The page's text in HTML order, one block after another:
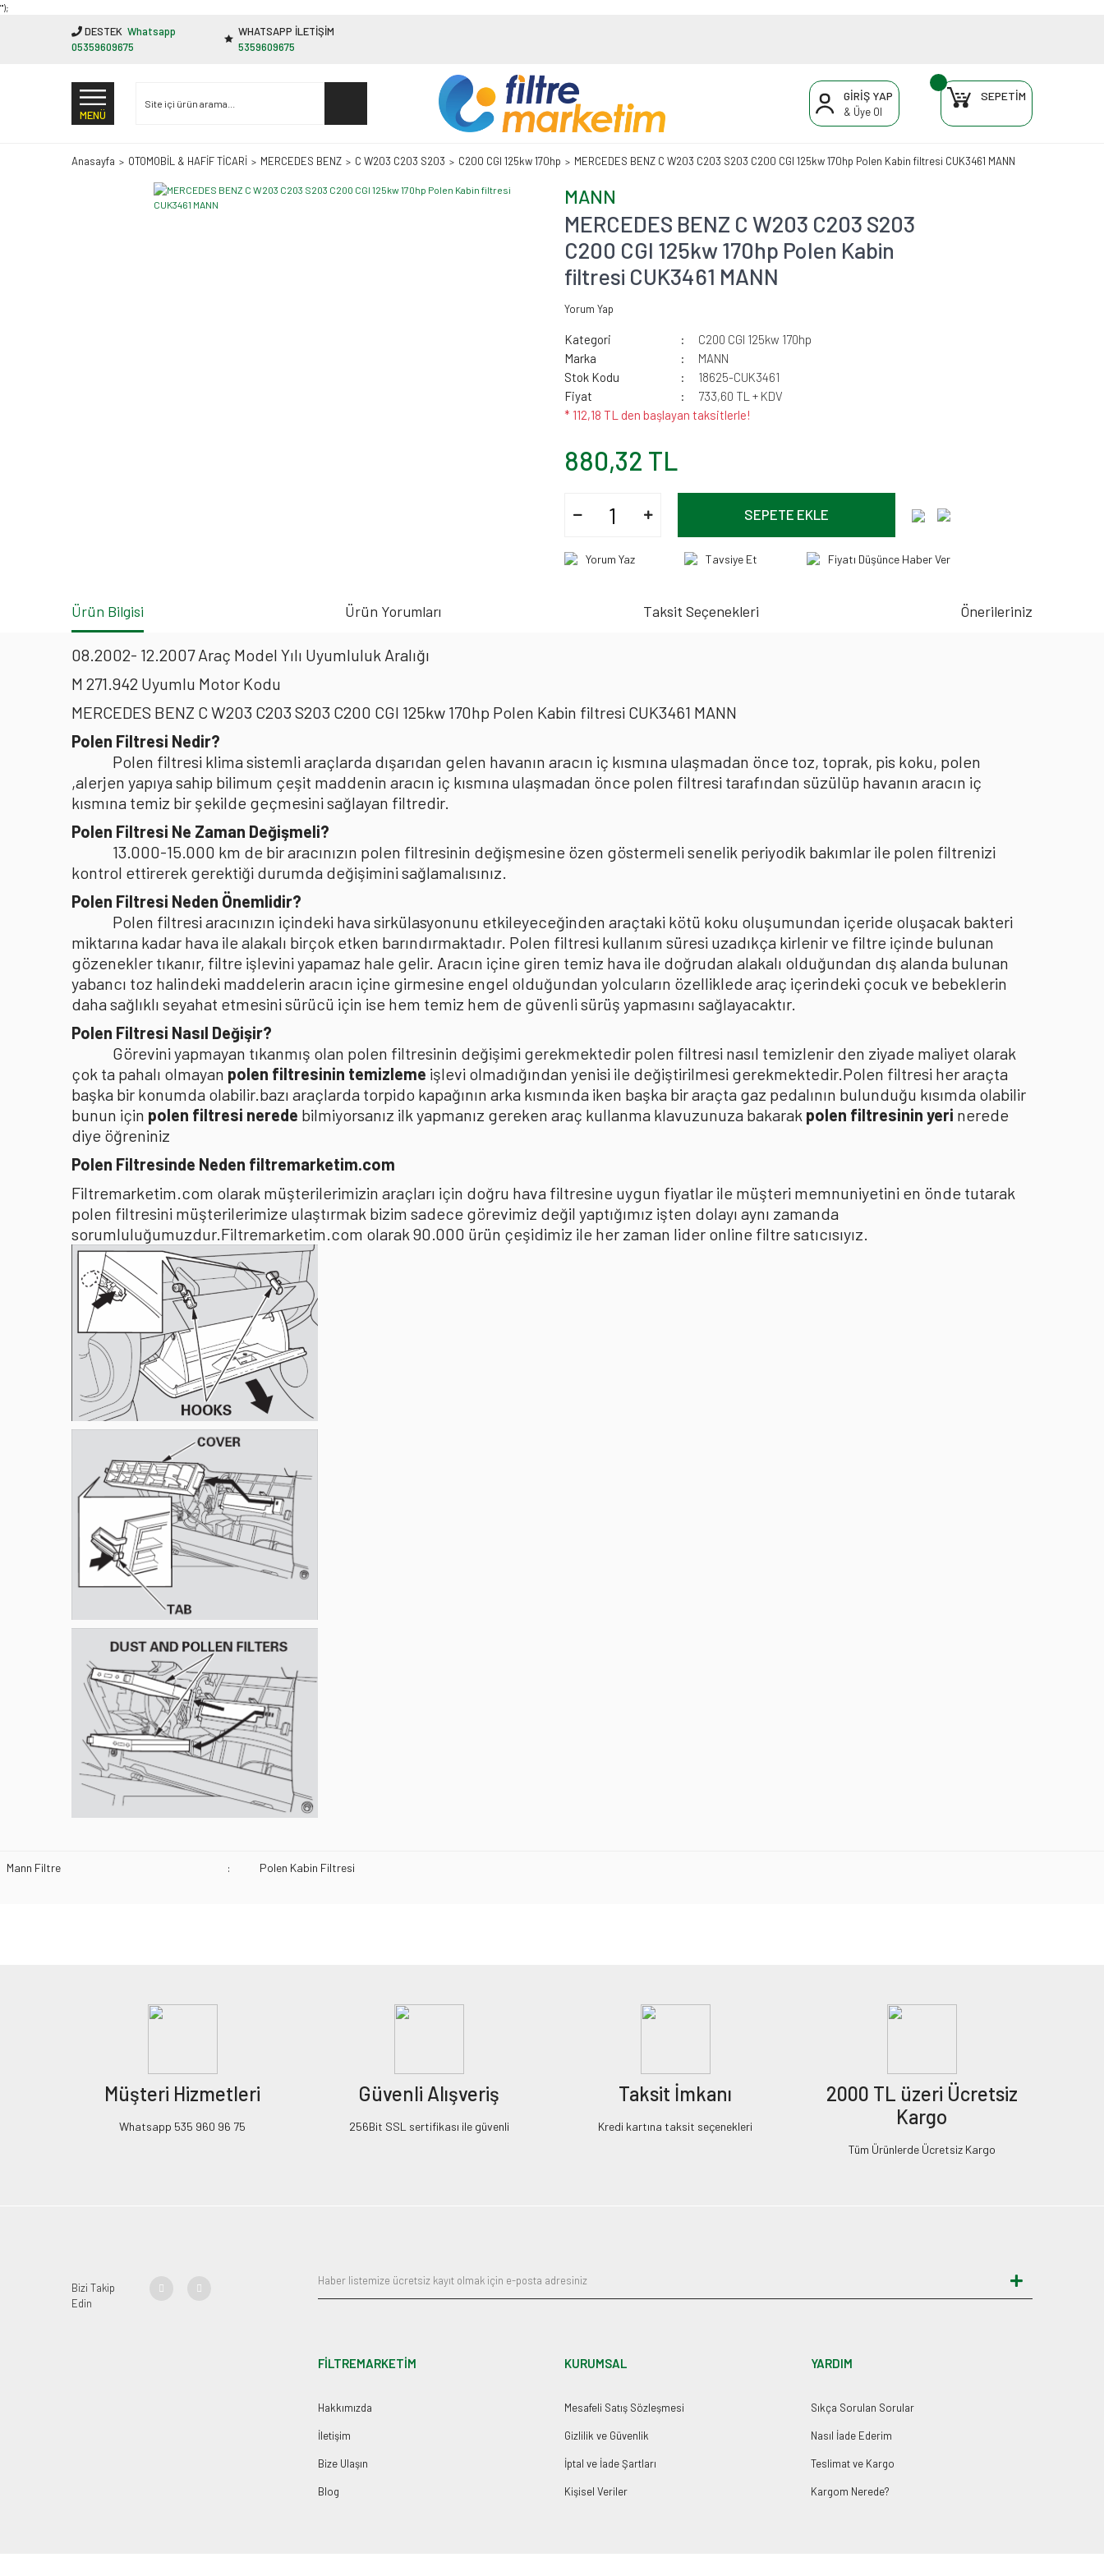
"');
DESTEK Whatsapp
05359609675
WHATSAPP İLETİŞİM
5359609675
MENÜ
GİRİŞ YAP
& Üye Ol
SEPETİM
Anasayfa OTOMOBİL & HAFİF TİCARİ MERCEDES BENZ C W203 C203 S203 C200 CGI 125kw 170hp MERCEDES BENZ C W203 C203 S203 C200 CGI 125kw 170hp Polen Kabin filtresi CUK3461 MANN
MANN
MERCEDES BENZ C W203 C203 S203
C200 CGI 125kw 170hp Polen Kabin
filtresi CUK3461 MANN
Yorum Yap
Kategori
C200 CGI 125kw 170hp
Marka
MANN
Stok Kodu
18625-CUK3461
Fiyat
733,60 TL + KDV
* 112,18 TL den başlayan taksitlerle!
880,32 TL
SEPETE EKLE
Yorum Yaz Tavsiye Et Fiyatı Düşünce Haber Ver
Ürün Bilgisi Ürün Yorumları Taksit Seçenekleri Önerileriniz
08.2002- 12.2007 Araç Model Yılı Uyumluluk Aralığı
M 271.942 Uyumlu Motor Kodu
MERCEDES BENZ C W203 C203 S203 C200 CGI 125kw 170hp Polen Kabin filtresi CUK3461 MANN
Polen Filtresi Nedir?
Polen filtresi klima sistemli araçlarda dışarıdan gelen havanın aracın iç kısmına ulaşmadan önce toz, toprak, pis koku, polen
,alerjen yapıya sahip bilimum çeşit maddenin aracın iç kısmına ulaşmadan önce polen filtresi tarafından süzülüp havanın aracın iç
kısmına temiz bir şekilde geçmesini sağlayan filtredir.
Polen Filtresi Ne Zaman Değişmeli?
13.000-15.000 km de bir aracınızın polen filtresinin değişmesine özen göstermeli senelik periyodik bakımlar ile polen filtrenizi
kontrol ettirerek gerektiği durumda değişimini sağlamalısınız.
Polen Filtresi Neden Önemlidir?
Polen filtresi aracınızın içindeki hava sirkülasyonunu etkileyeceğinden araçtaki kötü koku oluşumundan içeride oluşacak bakteri
miktarına kadar hava ile alakalı birçok etken barındırmaktadır. Polen filtresi kullanım süresi uzadıkça kirlenir ve filtre içinde bulunan
gözenekler tıkanır, filtre işlevini yapamaz hale gelir. Aracın içine giren temiz hava ile doğrudan alakalı olduğundan dış alanda bulunan
yabancı toz halindeki maddelerin aracın içine girmesine engel olduğundan yolcuların özelliklede araç içerindeki çocuk ve bebeklerin
daha sağlıklı seyahat etmesini sürücü için ise hem temiz hem de güvenli sürüş yapmasını sağlayacaktır.
Polen Filtresi Nasıl Değişir?
Görevini yapmayan tıkanmış olan polen filtresinin değişimi gerekmektedir polen filtresi nasıl temizlenir den ziyade maliyet olarak
çok ta pahalı olmayan polen filtresinin temizleme işlevi olmadığından yenisi ile değiştirilmesi gerekmektedir.Polen filtresi her araçta
başka bir konumda olabilir.bazı araçlarda torpido kapağının arka kısmında iken başka bir araçta gaz pedalının bulunduğu kısımda olabilir
bunun için polen filtresi nerede bilmiyorsanız ilk yapmanız gereken araç kullanma klavuzunuza bakarak polen filtresinin yeri nerede
diye öğreniniz
Polen Filtresinde Neden filtremarketim.com
Filtremarketim.com olarak müşterilerimizin araçları için doğru hava filtresine uygun fiyatlar ile müşteri memnuniyetini en önde tutarak
polen filtresini müşterilerimize ulaştırmak bizim sadece görevimiz değil yaptığımız işten dolayı aynı zamanda
sorumluluğumuzdur.Filtremarketim.com olarak 90.000 ürün çeşidimiz ile her zaman lider online filtre satıcısıyız.
Mann Filtre : Polen Kabin Filtresi
Müşteri Hizmetleri
Whatsapp 535 960 96 75
Güvenli Alışveriş
256Bit SSL sertifikası ile güvenli
Taksit İmkanı
Kredi kartına taksit seçenekleri
2000 TL üzeri Ücretsiz
Kargo
Tüm Ürünlerde Ücretsiz Kargo
Bizi Takip
Edin
FİLTREMARKETİM
Hakkımızda
İletişim
Bize Ulaşın
Blog
KURUMSAL
Mesafeli Satış Sözleşmesi
Gizlilik ve Güvenlik
İptal ve İade Şartları
Kişisel Veriler
YARDIM
Sıkça Sorulan Sorular
Nasıl İade Ederim
Teslimat ve Kargo
Kargom Nerede?